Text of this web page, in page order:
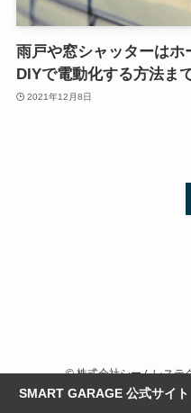
雨戸や窓シャッターはホ
DIYで電動化する方法ま
2021年12月8日
SMART GARAGE 公式サイト
©株式会社シームレステ